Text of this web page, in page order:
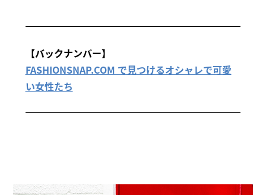
【バックナンバー】
FASHIONSNAP.COM で見つけるオシャレで可愛
い女性たち